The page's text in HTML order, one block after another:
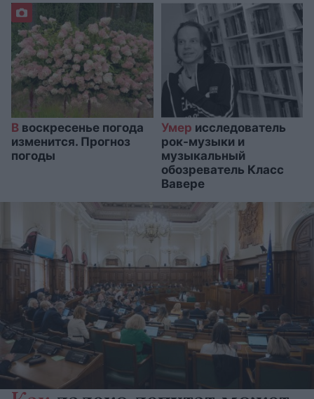
В воскресенье погода
изменится. Прогноз
погоды
Умер исследователь
рок-музыки и
музыкальный
обозреватель Класс
Вавере